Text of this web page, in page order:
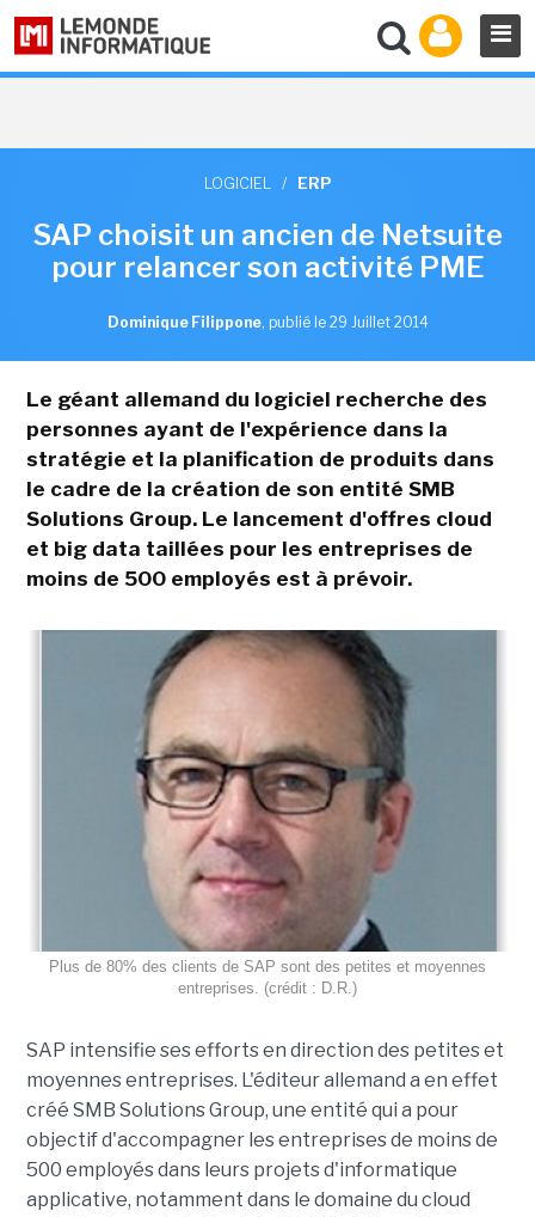
LOGICIEL / ERP
SAP choisit un ancien de Netsuite
pour relancer son activité PME
Dominique Filippone, publié le 29 Juillet 2014
Le géant allemand du logiciel recherche des
personnes ayant de l'expérience dans la
stratégie et la planification de produits dans
le cadre de la création de son entité SMB
Solutions Group. Le lancement d'offres cloud
et big data taillées pour les entreprises de
moins de 500 employés est à prévoir.
Plus de 80% des clients de SAP sont des petites et moyennes
entreprises. (crédit : D.R.)
SAP intensifie ses efforts en direction des petites et
moyennes entreprises. L'éditeur allemand a en effet
créé SMB Solutions Group, une entité qui a pour
objectif d'accompagner les entreprises de moins de
500 employés dans leurs projets d'informatique
applicative, notamment dans le domaine du cloud